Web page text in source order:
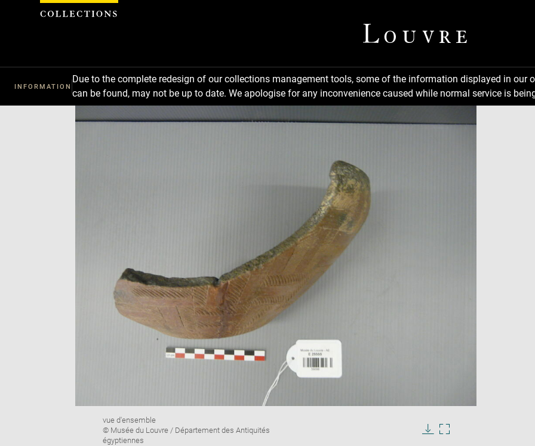
INFORMATION
Due to the complete redesign of our collections management tools, some of the information displayed in
can be found, may not be up to date. We apologise for any inconvenience caused while normal service is
Image
caption:
vue d'ensemble
© Musée du Louvre / Département des Antiquités
égyptiennes
Cookies management panel